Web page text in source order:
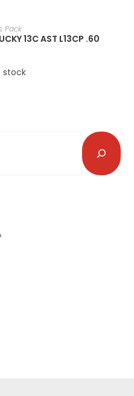
Pack
13C AST L13CP .60
stock